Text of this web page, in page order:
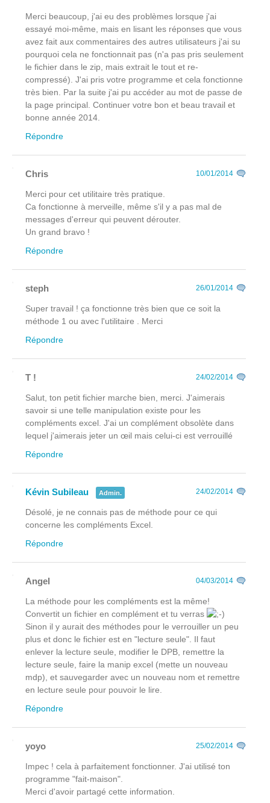
Merci beaucoup, j'ai eu des problèmes lorsque j'ai
essayé moi-même, mais en lisant les réponses que vous
avez fait aux commentaires des autres utilisateurs j'ai su
pourquoi cela ne fonctionnait pas (n'a pas pris seulement
le fichier dans le zip, mais extrait le tout et re-
compressé). J'ai pris votre programme et cela fonctionne
très bien. Par la suite j'ai pu accéder au mot de passe de
la page principal. Continuer votre bon et beau travail et
bonne année 2014.
Répondre
Chris 10/01/2014
Merci pour cet utilitaire très pratique.
Ca fonctionne à merveille, même s'il y a pas mal de
messages d'erreur qui peuvent dérouter.
Un grand bravo !
Répondre
steph 26/01/2014
Super travail ! ça fonctionne très bien que ce soit la
méthode 1 ou avec l'utilitaire . Merci
Répondre
T ! 24/02/2014
Salut, ton petit fichier marche bien, merci. J'aimerais
savoir si une telle manipulation existe pour les
compléments excel. J'ai un complément obsolète dans
lequel j'aimerais jeter un œil mais celui-ci est verrouillé
Répondre
Kévin Subileau Admin. 24/02/2014
Désolé, je ne connais pas de méthode pour ce qui
concerne les compléments Excel.
Répondre
Angel 04/03/2014
La méthode pour les compléments est la même!
Convertit un fichier en complément et tu verras
Sinon il y aurait des méthodes pour le verrouiller un peu
plus et donc le fichier est en "lecture seule". Il faut
enlever la lecture seule, modifier le DPB, remettre la
lecture seule, faire la manip excel (mette un nouveau
mdp), et sauvegarder avec un nouveau nom et remettre
en lecture seule pour pouvoir le lire.
Répondre
yoyo 25/02/2014
Impec ! cela à parfaitement fonctionner. J'ai utilisé ton
programme "fait-maison".
Merci d'avoir partagé cette information.